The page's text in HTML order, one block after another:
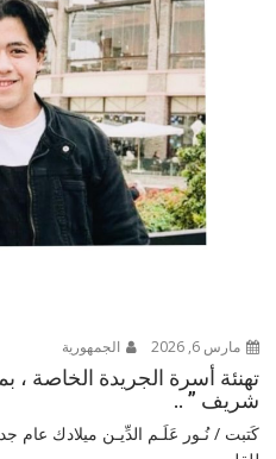
مارس 6, 2026 الجمهورية
تهنئة أسرة الجريدة الخاصة ،
شريف ” ..
كَتبت / نُـور عَلَـم الدِّيـن ميلادك عام